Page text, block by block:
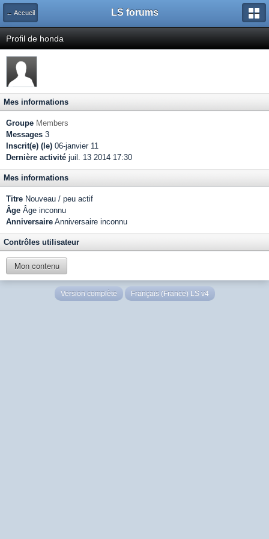
← Accueil LS forums
Profil de honda
Mes informations
Groupe Members
Messages 3
Inscrit(e) (le) 06-janvier 11
Dernière activité juil. 13 2014 17:30
Mes informations
Titre Nouveau / peu actif
Âge Âge inconnu
Anniversaire Anniversaire inconnu
Contrôles utilisateur
Mon contenu
Version complète Français (France) LS v4